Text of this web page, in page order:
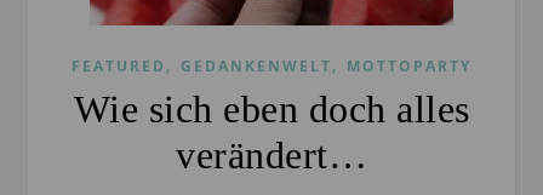
FEATURED , GEDANKENWELT, MOTTOPARTY
Wie sich eben doch alles
verändert…